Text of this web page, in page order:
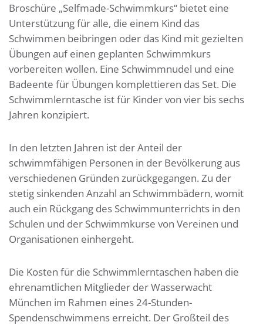
Broschüre „Selfmade-Schwimmkurs“ bietet eine
Unterstützung für alle, die einem Kind das
Schwimmen beibringen oder das Kind mit gezielten
Übungen auf einen geplanten Schwimmkurs
vorbereiten wollen. Eine Schwimmnudel und eine
Badeente für Übungen komplettieren das Set. Die
Schwimmlerntasche ist für Kinder von vier bis sechs
Jahren konzipiert.
In den letzten Jahren ist der Anteil der
schwimmfähigen Personen in der Bevölkerung aus
verschiedenen Gründen zurückgegangen. Zu der
stetig sinkenden Anzahl an Schwimmbädern, womit
auch ein Rückgang des Schwimmunterrichts in den
Schulen und der Schwimmkurse von Vereinen und
Organisationen einhergeht.
Die Kosten für die Schwimmlerntaschen haben die
ehrenamtlichen Mitglieder der Wasserwacht
München im Rahmen eines 24-Stunden-
Spendenschwimmens erreicht. Der Großteil des